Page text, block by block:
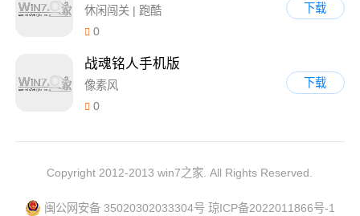
休闲闯关 | 跑酷
0
下载
战魂铭人手机版
像素风
0
下载
Copyright 2012-2013 win7之家. All Rights Reserved.
闽公网安备 35020302033304号 琼ICP备2022011866号-1